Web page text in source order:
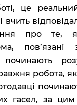
це
вчить
про те,
пов’язані
робота,
гасел, за цим